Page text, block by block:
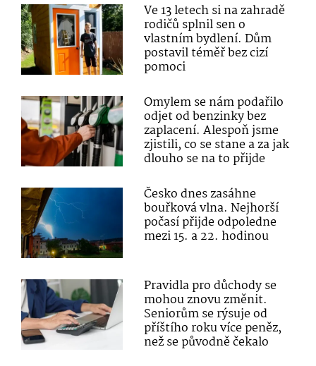
Ve 13 letech si na zahradě
rodičů splnil sen o
vlastním bydlení. Dům
postavil téměř bez cizí
pomoci
Omylem se nám podařilo
odjet od benzinky bez
zaplacení. Alespoň jsme
zjistili, co se stane a za jak
dlouho se na to přijde
Česko dnes zasáhne
bouřková vlna. Nejhorší
počasí přijde odpoledne
mezi 15. a 22. hodinou
Pravidla pro důchody se
mohou znovu změnit.
Seniorům se rýsuje od
příštího roku více peněz,
než se původně čekalo